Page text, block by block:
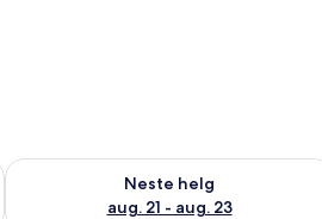
14 - aug. 16
Neste helg
aug. 21 - aug. 23
Sjekk tilgjengelighet for neste helg,